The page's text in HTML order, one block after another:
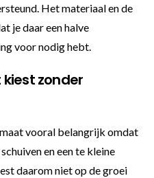
Het materiaal en de
je daar een halve
voor nodig hebt.
zonder
vooral belangrijk omdat
en een te kleine
daarom niet op de groei